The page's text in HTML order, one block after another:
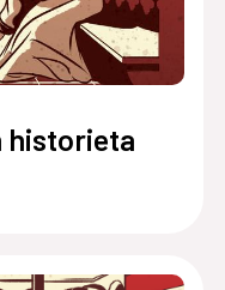
historieta